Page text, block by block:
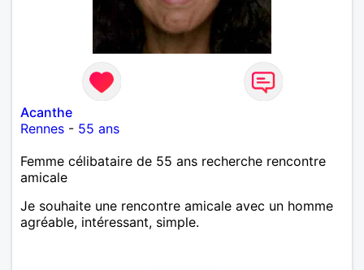
Acanthe
Rennes - 55 ans
Femme célibataire de 55 ans recherche rencontre
amicale
Je souhaite une rencontre amicale avec un homme
agréable, intéressant, simple.